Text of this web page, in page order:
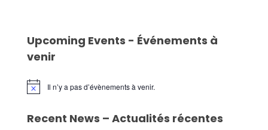
Upcoming Events - Événements à
venir
Notice Il n’y a pas d’évènements à venir.
Recent News – Actualités récentes